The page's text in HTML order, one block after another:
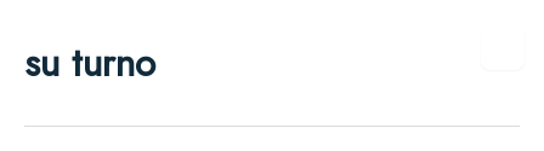
contenido
su turno